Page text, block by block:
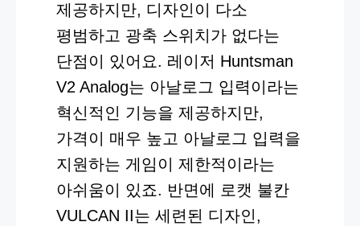
제공하지만, 디자인이 다소
평범하고 광축 스위치가 없다는
단점이 있어요. 레이저 Huntsman
V2 Analog는 아날로그 입력이라는
혁신적인 기능을 제공하지만,
가격이 매우 높고 아날로그 입력을
지원하는 게임이 제한적이라는
아쉬움이 있죠. 반면에 로캣 불칸
VULCAN II는 세련된 디자인,